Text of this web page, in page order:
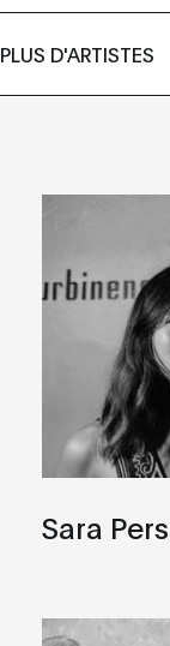
PLUS D'ARTISTES
Sara